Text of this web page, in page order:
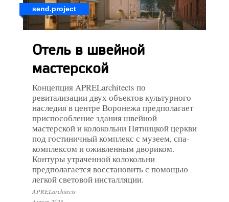
send.project
Отель в швейной
мастерской
Концепция APRELarchitects по
ревитализации двух объектов культурного
наследия в центре Воронежа предполагает
приспособление здания швейной
мастерской и колокольни Пятницкой церкви
под гостиничный комплекс с музеем, спа-
комплексом и оживленным двориком.
Контуры утраченной колокольни
предполагается восстановить с помощью
легкой световой инсталляции.
APRELarchitects